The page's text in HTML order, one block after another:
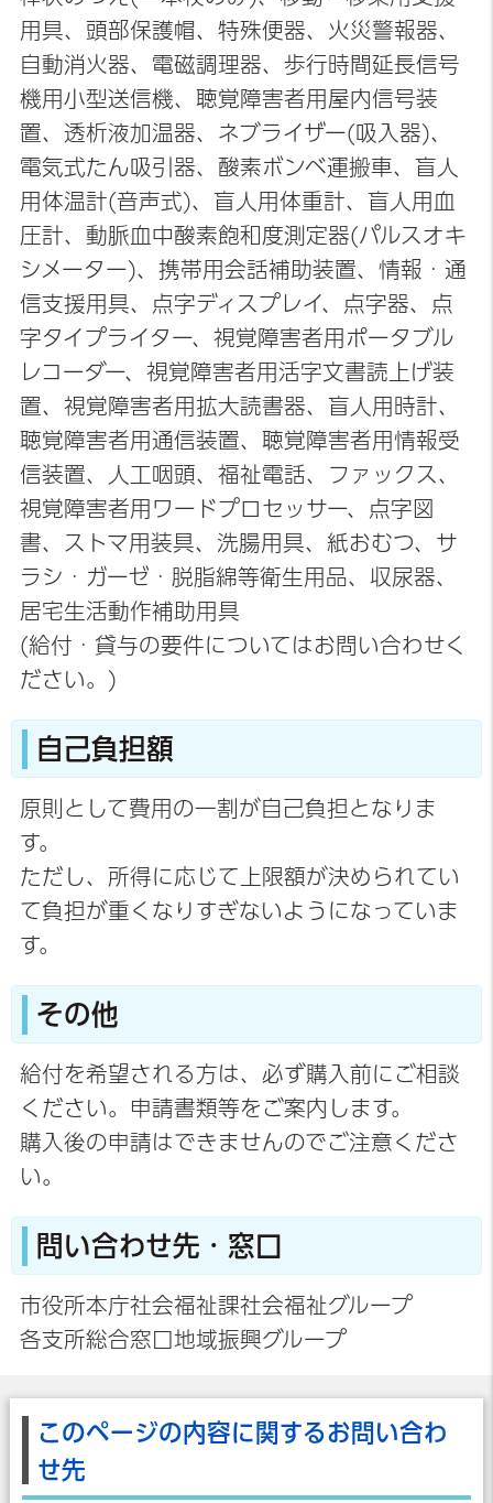
用具、頭部保護帽、特殊便器、火災警報器、
自動消火器、電磁調理器、歩行時間延長信号
機用小型送信機、聴覚障害者用屋内信号装
置、透析液加温器、ネブライザー(吸入器)、
電気式たん吸引器、酸素ボンベ運搬車、盲人
用体温計(音声式)、盲人用体重計、盲人用血
圧計、動脈血中酸素飽和度測定器(パルスオキ
シメーター)、携帯用会話補助装置、情報・通
信支援用具、点字ディスプレイ、点字器、点
字タイプライター、視覚障害者用ポータブル
レコーダー、視覚障害者用活字文書読上げ装
置、視覚障害者用拡大読書器、盲人用時計、
聴覚障害者用通信装置、聴覚障害者用情報受
信装置、人工咽頭、福祉電話、ファックス、
視覚障害者用ワードプロセッサー、点字図
書、ストマ用装具、洗腸用具、紙おむつ、サ
ラシ・ガーゼ・脱脂綿等衛生用品、収尿器、
居宅生活動作補助用具
(給付・貸与の要件についてはお問い合わせく
ださい。)
自己負担額
原則として費用の一割が自己負担となりま
す。
ただし、所得に応じて上限額が決められてい
て負担が重くなりすぎないようになっていま
す。
その他
給付を希望される方は、必ず購入前にご相談
ください。申請書類等をご案内します。
購入後の申請はできませんのでご注意くださ
い。
問い合わせ先・窓口
市役所本庁社会福祉課社会福祉グループ
各支所総合窓口地域振興グループ
このページの内容に関するお問い合わ
せ先